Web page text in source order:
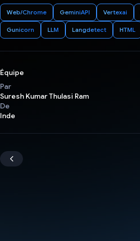
Web/Chrome GeminiAPI Vertexai
Gunicorn LLM Langdetect HTML
Équipe
Par
Suresh Kumar Thulasi Ram
De
Inde